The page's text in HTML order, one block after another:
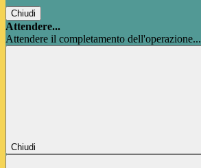
Chiudi
Attendere...
Attendere il completamento dell'operazione...
Chiudi